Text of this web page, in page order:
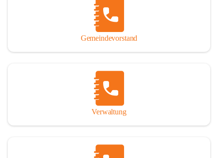
Gemeindevorstand
Verwaltung